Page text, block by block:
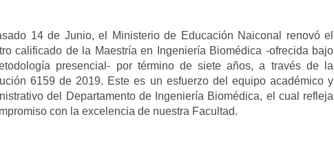
14 de Junio, el Ministerio de Educación Naiconal renovó el
calificado de la Maestría en Ingeniería Biomédica -ofrecida bajo
presencial- por término de siete años, a través de la
6159 de 2019. Este es un esfuerzo del equipo académico y
del Departamento de Ingeniería Biomédica, el cual refleja
con la excelencia de nuestra Facultad.